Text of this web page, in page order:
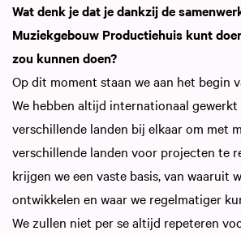
Wat denk je dat je dankzij de
Muziekgebouw Productiehuis kunt
zou kunnen doen?
Op dit moment staan we aan het begin
We hebben altijd internationaal gewerkt
verschillende landen bij elkaar om met
verschillende landen voor projecten te
krijgen we een vaste basis, van waaruit
ontwikkelen en waar we regelmatiger
We zullen niet per se altijd repeteren